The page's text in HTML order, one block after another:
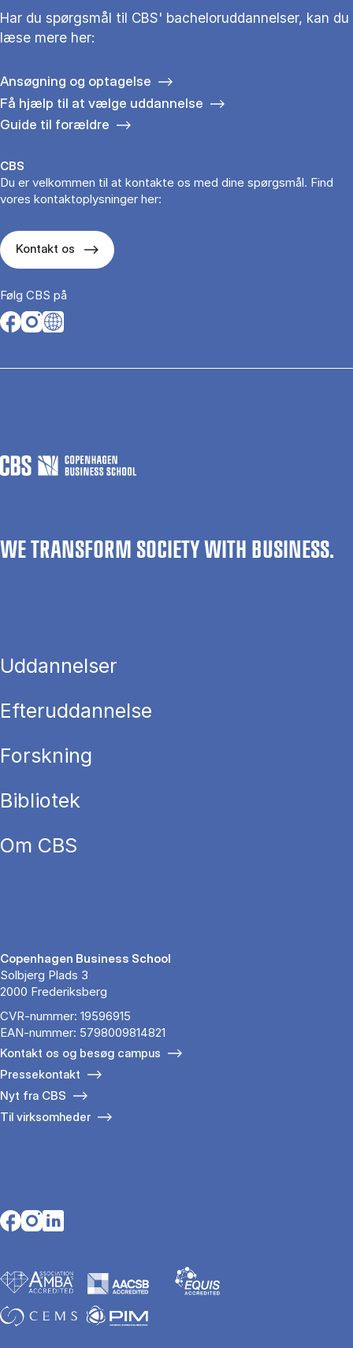
Har du spørgsmål til CBS' bacheloruddannelser, kan du
læse mere her:
Ansøgning og optagelse
Få hjælp til at vælge uddannelse
Guide til forældre
CBS
Du er velkommen til at kontakte os med dine spørgsmål. Find
vores kontaktoplysninger her:
Kontakt os
Følg CBS på
Opens in a new tab
Opens in a new tab
Opens in a new tab
WE TRANSFORM SOCIETY WITH BUSINESS.
Uddannelser
Efteruddannelse
Forskning
Bibliotek
Om CBS
Copenhagen Business School
Solbjerg Plads 3
2000 Frederiksberg
CVR-nummer: 19596915
EAN-nummer: 5798009814821
Kontakt os og besøg campus
Pressekontakt
Nyt fra CBS
Til virksomheder
Opens in a new tab
Opens in a new tab
Opens in a new tab